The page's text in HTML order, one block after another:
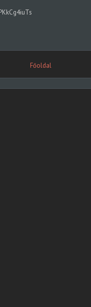
Főoldal